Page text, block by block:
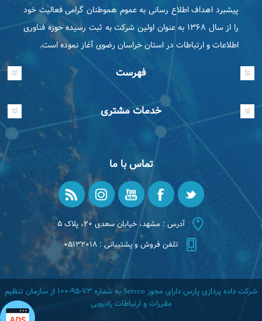
پیشبرد اهداف اطلاع رسانی به عموم هموطنان گرامی فعاليت خود
را از سال ۱۳۶۸ به عنوان اولین شرکت به ثبت رسیده حوزه فناوری
اطلاعات و ارتباطات در استان خراسان رضوی آغاز نموده است.
فهرست
خدمات مشتری
تماس با ما
آدرس : مشهد، خیابان سعدی ۲۰، پلاک ۵
تلفن فروش و پشتیبانی : ۰۵۱۳۲۰۱۸
شرکت داده پردازی پارس دارای مجوز Servco به شماره ۷۳-۹۵-۱۰۰ از سازمان تنظیم
مقررات و ارتباطات رادیویی